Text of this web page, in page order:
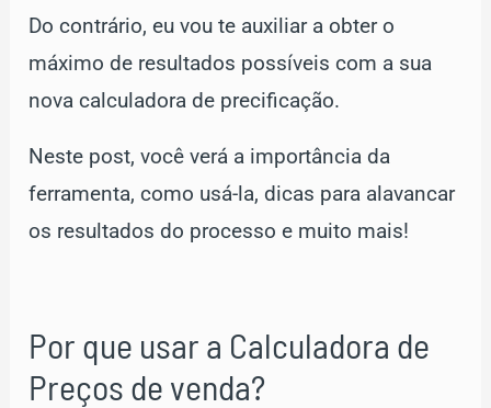
Do contrário, eu vou te auxiliar a obter o
máximo de resultados possíveis com a sua
nova calculadora de precificação.
Neste post, você verá a importância da
ferramenta, como usá-la, dicas para alavancar
os resultados do processo e muito mais!
Por que usar a Calculadora de
Preços de venda?